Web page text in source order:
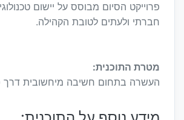
פרוייקט הסיום מבוסס על יישום
חברתי ולעתים לטובת הקהילה.
מטרת התוכנית:
העשרה בתחום חשיבה מיחשובית דרך